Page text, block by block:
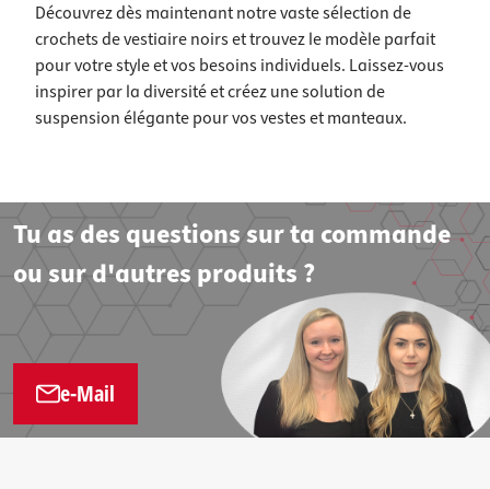
Découvrez dès maintenant notre vaste sélection de
crochets de vestiaire noirs et trouvez le modèle parfait
pour votre style et vos besoins individuels. Laissez-vous
inspirer par la diversité et créez une solution de
suspension élégante pour vos vestes et manteaux.
Tu as des questions sur ta commande
ou sur d'autres produits ?
e-Mail